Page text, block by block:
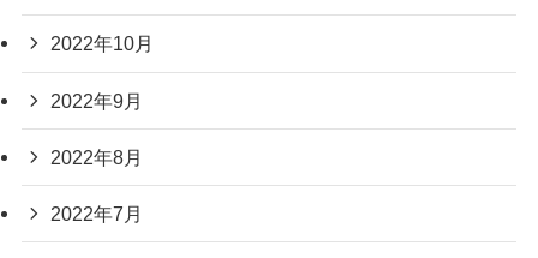
2022年10月
2022年9月
2022年8月
2022年7月